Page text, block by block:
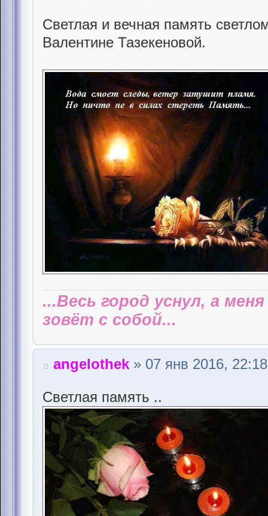
Светлая и вечная память
Валентине Тазекеновой.
...Весь город уснул, а
зовёт с собой...
angelothek» 07 янв 2016, 22:18
Светлая память ..